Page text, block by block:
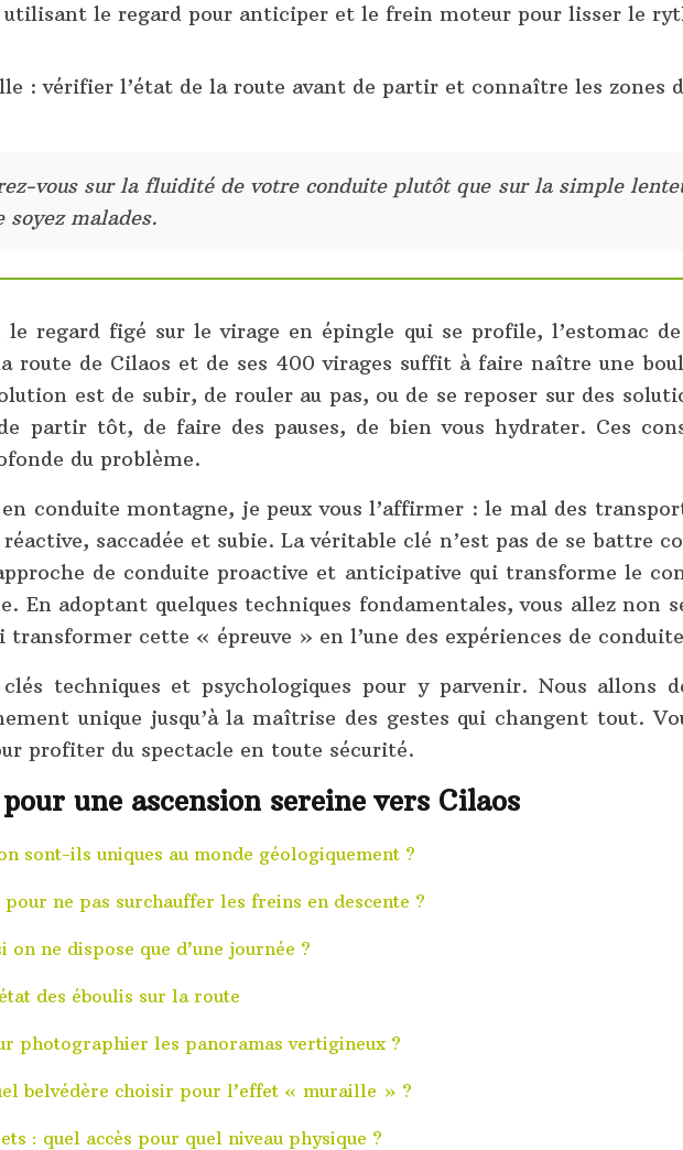
le regard pour anticiper et le frein moteur pour lisser le
: vérifier l’état de la route avant de partir et connaître les zones
vous sur la fluidité de votre conduite plutôt que sur la simple
soyez malades.
regard figé sur le virage en épingle qui se profile, l’estomac de
de Cilaos et de ses 400 virages suffit à faire naître une
est de subir, de rouler au pas, ou de se reposer sur des
partir tôt, de faire des pauses, de bien vous hydrater. Ces
du problème.
conduite montagne, je peux vous l’affirmer : le mal des
saccadée et subie. La véritable clé n’est pas de se battre
de conduite proactive et anticipative qui transforme le
En adoptant quelques techniques fondamentales, vous allez
transformer cette « épreuve » en l’une des expériences de
techniques et psychologiques pour y parvenir. Nous allons
unique jusqu’à la maîtrise des gestes qui changent tout.
profiter du spectacle en toute sécurité.
une ascension sereine vers Cilaos
sont-ils uniques au monde géologiquement ?
ne pas surchauffer les freins en descente ?
ne dispose que d’une journée ?
des éboulis sur la route
photographier les panoramas vertigineux ?
belvédère choisir pour l’effet « muraille » ?
: quel accès pour quel niveau physique ?